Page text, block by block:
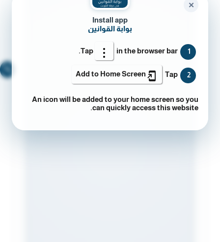
Install app
بوابة القوانين
1
Tap in the browser bar.
2
Tap
Add to Home Screen
An icon will be added to your home screen so you
can quickly access this website.
✕